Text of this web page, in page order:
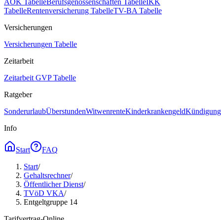
AOK TabelleBerufsgenossenschaften TabelleIKK
TabelleRentenversicherung TabelleTV-BA Tabelle
Versicherungen
Versicherungen Tabelle
Zeitarbeit
Zeitarbeit GVP Tabelle
Ratgeber
SonderurlaubÜberstundenWitwenrenteKinderkrankengeld
Info
Start
FAQ
Start/
Gehaltsrechner/
Öffentlicher Dienst/
TVöD VKA/
Entgeltgruppe 14